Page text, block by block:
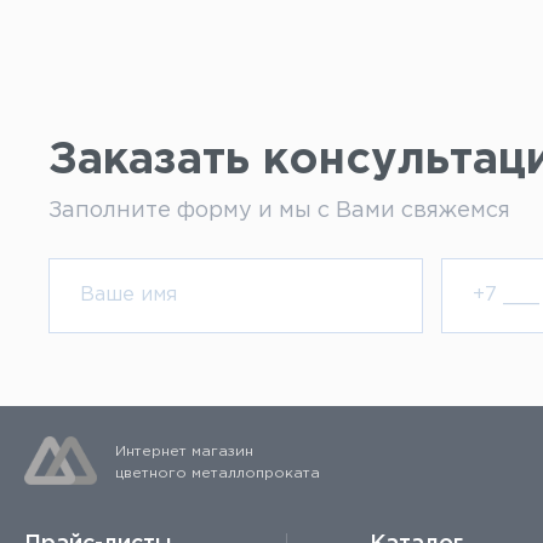
Заказать
Заполните форму и мы с Вами свяжемся
Интернет магазин
цветного металлопроката